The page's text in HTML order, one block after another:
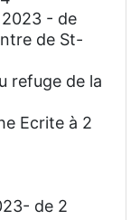
- de
de St-
refuge de la
Ecrite à 2
de 2